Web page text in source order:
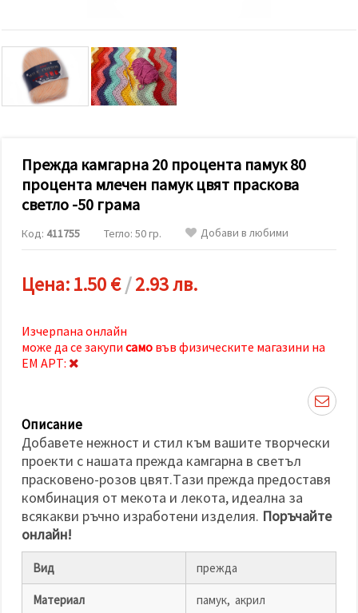
показваме
релевантно
съдържание
и реклами,
включително
с помощта
маркетинг.
Можеш да
използваме
всички
като
натиснеш
или да
посочиш
предпочитанията
си в
дадения
"бисквитки"
и кликнеш
бутона
"Запази"
Приеми
Настройки
бисквитките
Прежда камгарна 20 процента памук 80
процента млечен памук цвят праскова
светло -50 грама
Код: 411755 Тегло: 50 гр. Добави в любими
Цена:1.50 €/2.93 лв.
Изчерпана онлайн
може да се закупи само във физическите магазини на
ЕМ АРТ:
Описание
Добавете нежност и стил към вашите творчески
проекти с нашата прежда камгарна в светъл
прасковено-розов цвят.Tази прежда предоставя
комбинация от мекота и лекота, идеална за
всякакви ръчно изработени изделия. Поръчайте
онлайн!
Вид прежда
Материал памук, акрил